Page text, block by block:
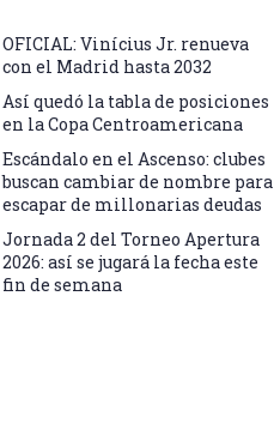
OFICIAL: Vinícius Jr. renueva
con el Madrid hasta 2032
Así quedó la tabla de posiciones
en la Copa Centroamericana
Escándalo en el Ascenso: clubes
buscan cambiar de nombre para
escapar de millonarias deudas
Jornada 2 del Torneo Apertura
2026: así se jugará la fecha este
fin de semana